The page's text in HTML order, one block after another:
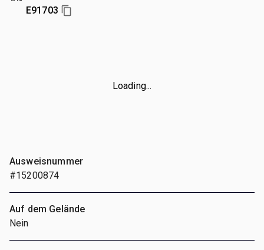
E91703
Loading...
Ausweisnummer
#15200874
Auf dem Gelände
Nein